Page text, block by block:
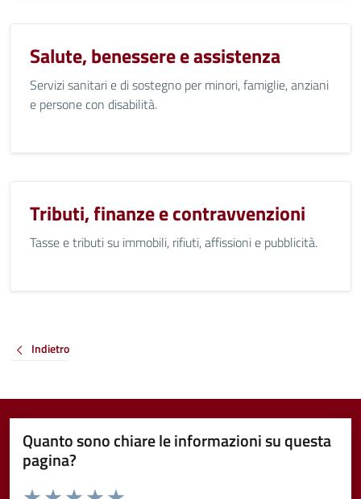
Salute, benessere e assistenza
Servizi sanitari e di sostegno per minori, famiglie, anziani
e persone con disabilità.
Tributi, finanze e contravvenzioni
Tasse e tributi su immobili, rifiuti, affissioni e pubblicità.
Indietro
Quanto sono chiare le informazioni su questa
pagina?
Valuta da 1 a 5 stelle la pagina